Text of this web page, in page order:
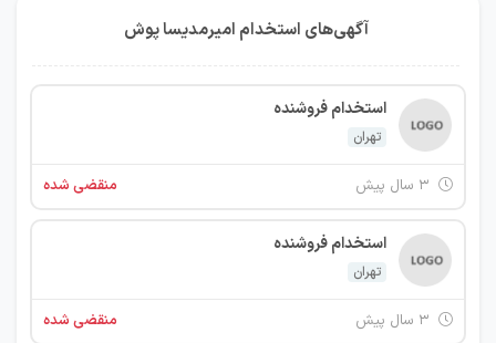
آگهی‌های استخدام امیرمدیسا پوش
استخدام فروشنده
تهران
منقضی شده
استخدام فروشنده
تهران
منقضی شده